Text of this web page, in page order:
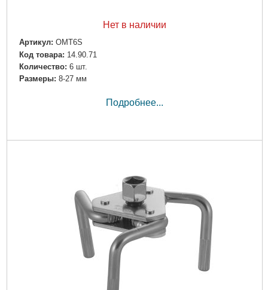
Нет в наличии
Артикул: OMT6S
Код товара: 14.90.71
Количество: 6 шт.
Размеры: 8-27 мм
Подробнее...